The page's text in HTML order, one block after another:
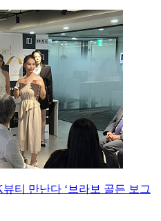
티 만난다 ‘브라보 골든 보그